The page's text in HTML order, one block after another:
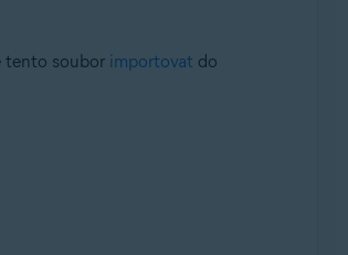
tento soubor importovat do